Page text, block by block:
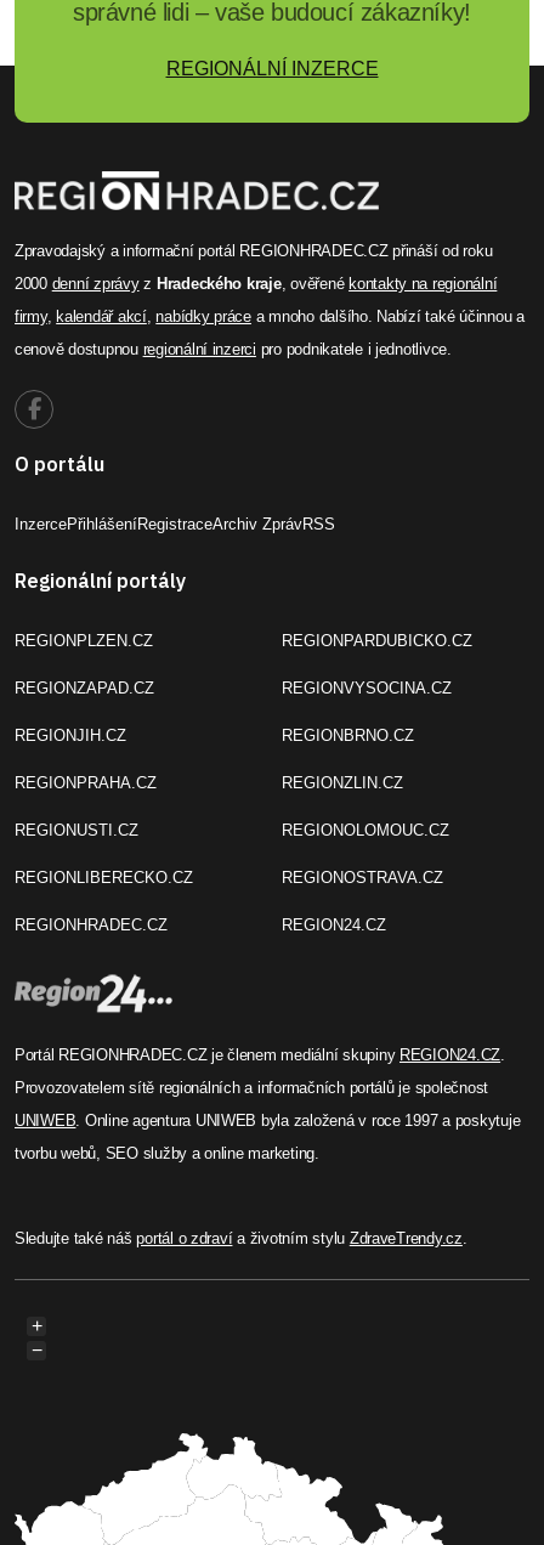
správné lidi – vaše budoucí zákazníky!
REGIONÁLNÍ INZERCE
Zpravodajský a informační portál REGIONHRADEC.CZ přináší od roku
2000 denní zprávyz Hradeckého kraje, ověřené kontakty na regionální
firmy, kalendář akcí,nabídky prácea mnoho dalšího. Nabízí také účinnou a
cenově dostupnou regionální inzerci pro podnikatele i jednotlivce.
O portálu
InzercePřihlášeníRegistraceArchiv ZprávRSS
Regionální portály
REGIONPLZEN.CZ
REGIONZAPAD.CZ
REGIONJIH.CZ
REGIONPRAHA.CZ
REGIONUSTI.CZ
REGIONLIBERECKO.CZ
REGIONHRADEC.CZ
REGIONPARDUBICKO.CZ
REGIONVYSOCINA.CZ
REGIONBRNO.CZ
REGIONZLIN.CZ
REGIONOLOMOUC.CZ
REGIONOSTRAVA.CZ
REGION24.CZ
Portál REGIONHRADEC.CZ je členem mediální skupiny REGION24.CZ
Provozovatelem sítě regionálních a informačních portálů je společnost
UNIWEB . Online agentura UNIWEB byla založená v roce 1997 a poskytuje
tvorbu webů, SEO služby a online marketing.
Sledujte také nášportál o zdravía životním stylu ZdraveTrendy.cz
+
−